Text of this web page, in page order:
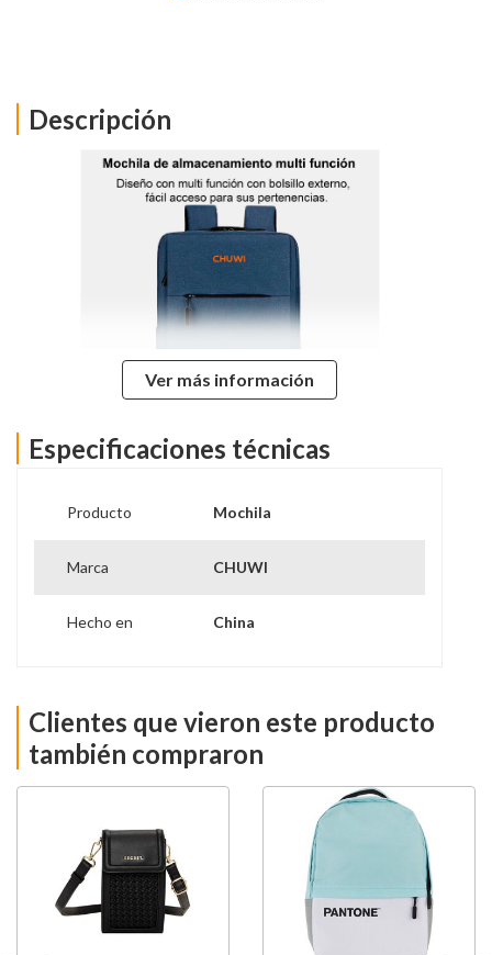
Descripción
Ver más información
Especificaciones técnicas
Producto Mochila
Marca CHUWI
Hecho en China
Clientes que vieron este producto
también compraron